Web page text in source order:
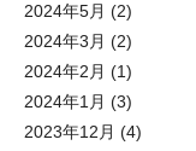
2024年5月 (2)
2024年3月 (2)
2024年2月 (1)
2024年1月 (3)
2023年12月 (4)